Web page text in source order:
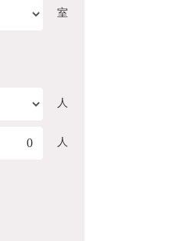
室
人
0 人